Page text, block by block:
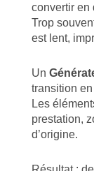
convertir en
Trop
est lent,
Un
transition en
Les
prestation,
d’origine.